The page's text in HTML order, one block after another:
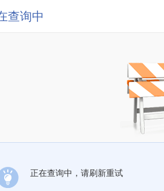
查询中
正在查询中，请刷新重试